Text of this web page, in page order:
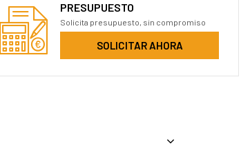
PRESUPUESTO
Solicita presupuesto, sin compromiso
SOLICITAR AHORA